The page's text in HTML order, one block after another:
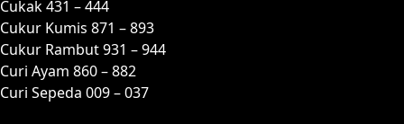
Cukak 431 – 444
Cukur Kumis 871 – 893
Cukur Rambut 931 – 944
Curi Ayam 860 – 882
Curi Sepeda 009 – 037